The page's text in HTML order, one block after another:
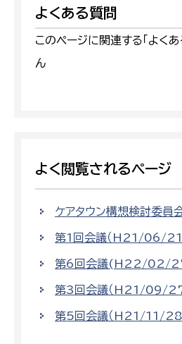
よくある質問
このページに関連する「よく
ん
よく閲覧されるページ
ケアタウン構想検討委員
第1回会議（H21/06/21
第6回会議(H22/02/
第3回会議（H21/09/27
第5回会議（H21/11/28